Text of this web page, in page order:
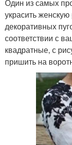
Один из самых
украсить
декоративных
соответствии с
квадратные, с
пришить на